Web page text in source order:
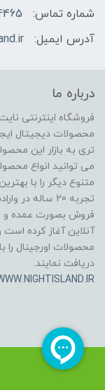
شماره تماس:
آدرس ایمیل:
درباره ما
فروشگاه اینترنتی
محصولات دیجیتال
تری به بازار این
می توانید انواع
متنوع دیگر را با
تجربه 20
آنلاین آغاز کرده است
محصولات اورجینال را
دریافت نمایند.